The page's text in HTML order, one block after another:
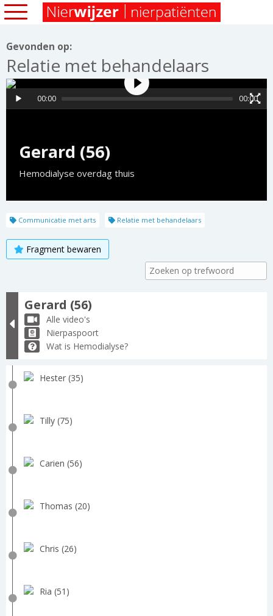
Gevonden op:
Relatie met behandelaars
Gerard (56)
Hemodialyse overdag thuis
00:00 00:00
Communicatie met arts Relatie met behandelaars
Fragment bewaren
Gerard (56)
Alle video's
Nierpaspoort
Wat is Hemodialyse?
Hester (35)
Tilly (75)
Carien (56)
Thomas (20)
Chris (26)
Ria (51)